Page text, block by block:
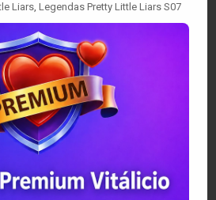
Liars, Legendas Pretty Little Liars S07